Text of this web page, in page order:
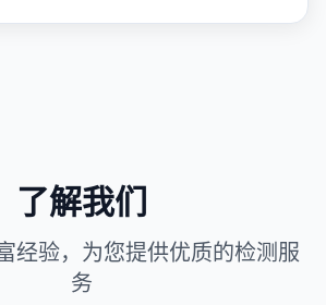
了解我们
经验，为您提供优质的检测服
务